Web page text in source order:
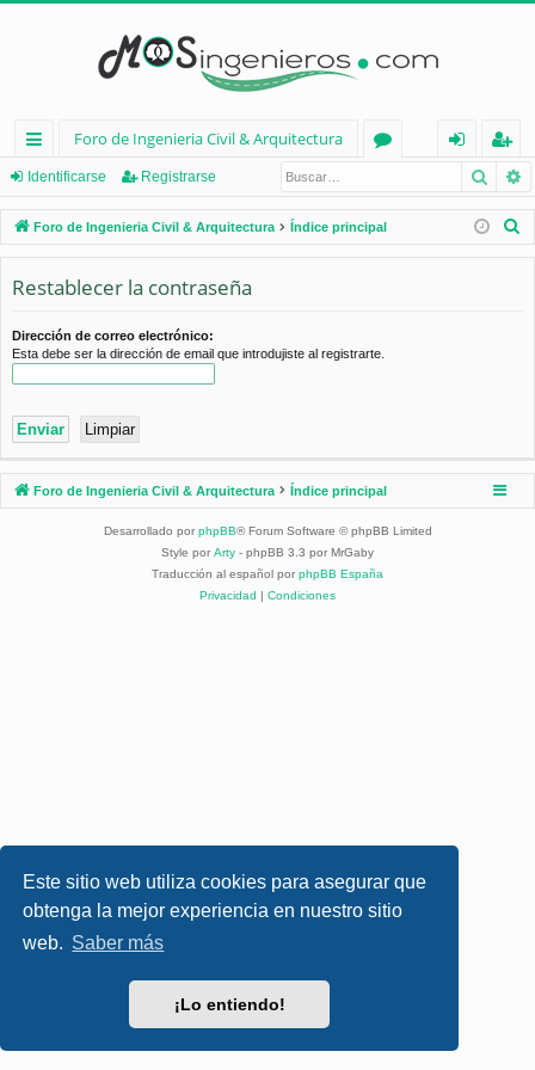
Este sitio web utiliza cookies para asegurar que
obtenga la mejor experiencia en nuestro sitio
web. Saber más
¡Lo entiendo!
nl
ac
es
rá
d
Foro de Ingenieria Civil & Arquitectura
os
nt
ifi
eg
ist
ra
Identificarse Registrarse
Foro de Ingenieria Civil & Arquitectura Índice principal
Restablecer la contraseña
Dirección de correo electrónico:
Esta debe ser la dirección de email que introdujiste al registrarte.
Foro de Ingenieria Civil & Arquitectura Índice principal
Desarrollado por phpBB® Forum Software © phpBB Limited
Style por Arty - phpBB 3.3 por MrGaby
Traducción al español por phpBB España
Privacidad | Condiciones